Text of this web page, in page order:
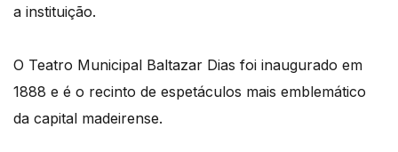
a instituição.
O Teatro Municipal Baltazar Dias foi inaugurado em
1888 e é o recinto de espetáculos mais emblemático
da capital madeirense.